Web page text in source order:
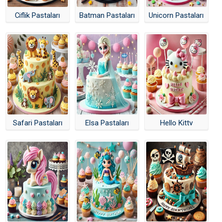
Yapay Zeka Pasta Tasarımları
Batman Pastaları
Unicorn Pastaları
Safari Pastaları Yapay Zeka
Elsa Pastaları
Hello Kitty Pastaları
Pony Pastaları
Deniz Kızı Pastaları
Korsan Pastaları
Palyaço Pastaları Yapay Zeka
Minions Pastaları Yapay Zeka
Bir Yaş Pastaları Yapay Zeka
Panda Pastaları Yapay Zeka
Ayıcıklı Pastalar Yapay Zeka
Zürafa Pastalar Yapay Zeka
SpiderMan Pastaları Yapay Zeka
Çiflik Pastaları Batman Pastaları Unicorn Pastaları
Safari Pastaları
Elsa Pastaları
Hello Kitty